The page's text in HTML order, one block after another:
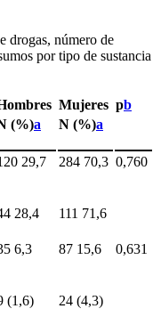
drogas, número de
por tipo de sustancia
Mujeres pb
(%)a N (%)a
29,7 284 70,3 0,760
28,4 111 71,6
6,3 87 15,6 0,631
(1,6) 24 (4,3)